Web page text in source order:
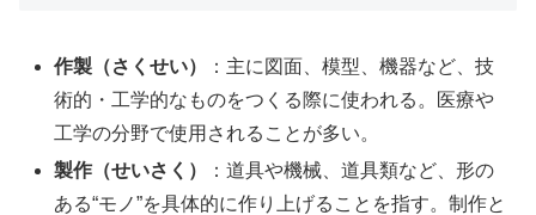
作製（さくせい）
：主に図面、模型、機器など、技
術的・工学的なものをつくる際に使われる。医療や
工学の分野で使用されることが多い。
製作（せいさく）
：道具や機械、道具類など、形の
ある“モノ”を具体的に作り上げることを指す。制作と